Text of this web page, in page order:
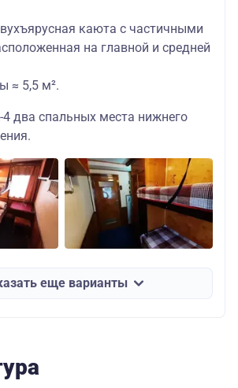
каюта с частичными
на главной и средней
≈ 5,5 м².
два спальных места нижнего
еще варианты